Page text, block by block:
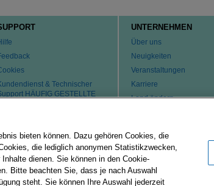
& Technischer
HÄUFIG GESTELLTE
UNTERNEHMEN
Über uns
Neuigkeiten
Veranstaltungen
Karriere
Land ändern
Merck-Gruppe Impressum Nutzungsbedingungen
bieten können. Dazu gehören Cookies, die
die lediglich anonymen Statistikzwecken,
dienen. Sie können in den Cookie-
Bitte beachten Sie, dass je nach Auswahl
steht. Sie können Ihre Auswahl jederzeit